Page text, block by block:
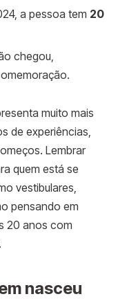
a pessoa tem 20
chegou,
muito mais
de experiências,
Lembrar
quem está se
vestibulares,
pensando em
20 anos com
nasceu